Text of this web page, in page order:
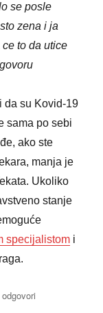
se posle
zena i ja
to da utice
da su Kovid-19
sama po sebi
ako ste
manja je
Ukoliko
stanje
specijalistom i